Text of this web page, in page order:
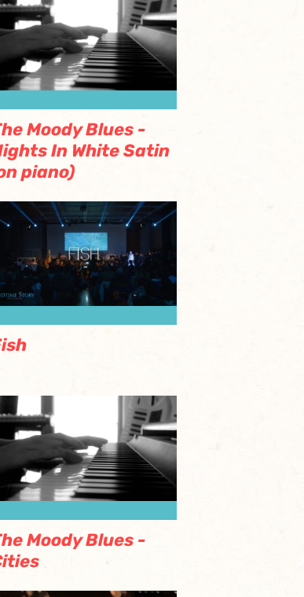
Moody Blues -
In White Satin
piano)
Moody Blues -